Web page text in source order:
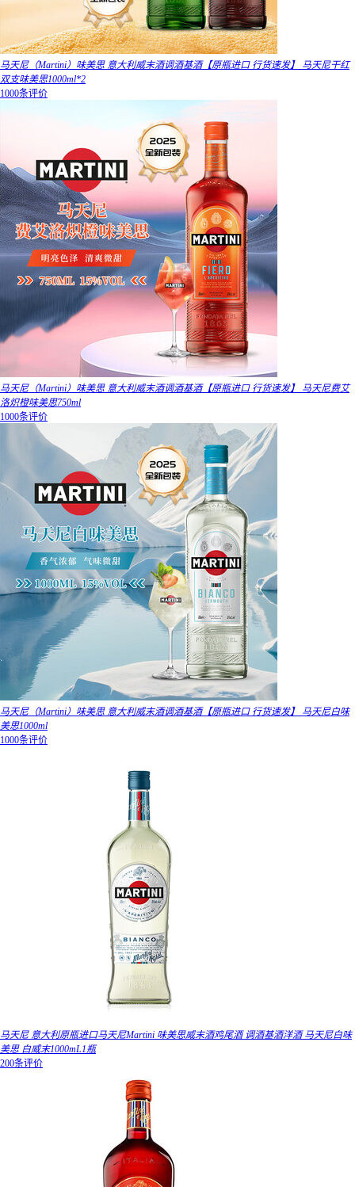
马天尼（Martini）味美思 意大利威末酒调酒基酒【原瓶进口 行货速发】 马天尼干红
双支味美思1000ml*2
1000条评价
马天尼（Martini）味美思 意大利威末酒调酒基酒【原瓶进口 行货速发】 马天尼费艾
洛炽橙味美思750ml
1000条评价
马天尼（Martini）味美思 意大利威末酒调酒基酒【原瓶进口 行货速发】 马天尼白味
美思1000ml
1000条评价
马天尼 意大利原瓶进口马天尼Martini 味美思威末酒鸡尾酒 调酒基酒洋酒 马天尼白味
美思 白威末1000mL1瓶
200条评价